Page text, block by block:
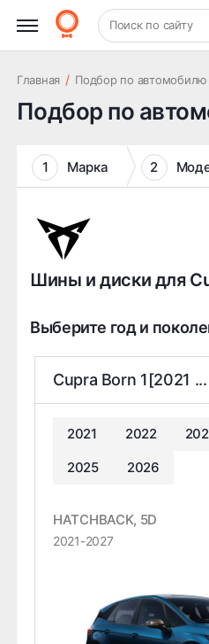
+7 (831) 261-35-35Поиск по сайту
Главная / Подбор по автомобилю
Подбор по
1 Марка 2
Шины и диски для
Выберите год и
Cupra Born 1[2021
2021 2022
2025
2026
HATCHBACK, 5D
2021-2027